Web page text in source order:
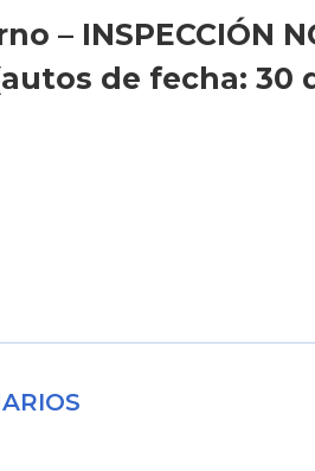
– INSPECCIÓN
de fecha: